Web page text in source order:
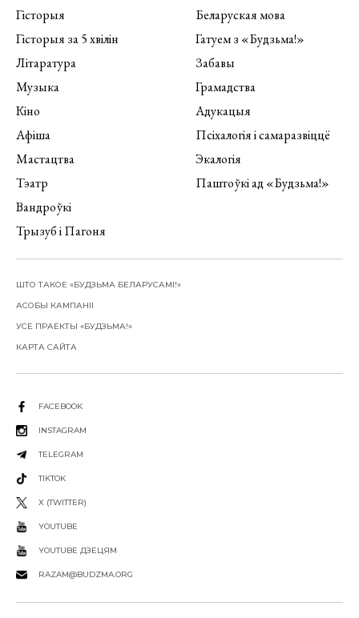
Гісторыя
Гісторыя за 5 хвілін
Літаратура
Музыка
Кіно
Афіша
Мастацтва
Тэатр
Вандроўкі
Трызуб і Пагоня
Беларуская мова
Гатуем з «Будзьма!»
Забавы
Грамадства
Адукацыя
Псіхалогія і самаразвіццё
Экалогія
Паштоўкі ад «Будзьма!»
ШТО ТАКОЕ «БУДЗЬМА БЕЛАРУСАМІ!»
АСОБЫ КАМПАНІІ
УСЕ ПРАЕКТЫ «БУДЗЬМА!»
КАРТА САЙТА
FACEBOOK
INSTAGRAM
TELEGRAM
TIKTOK
X (TWITTER)
YOUTUBE
YOUTUBE ДЗЕЦЯМ
RAZAM@BUDZMA.ORG